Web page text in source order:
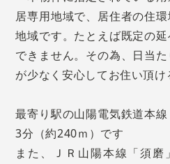
居専用地域で、居住者の住
地域です。たとえば既定の
できません。その為、日当
が少なく安心してお住い頂
最寄り駅の山陽電気鉄道本
3分（約240ｍ）です
また、ＪＲ山陽本線「須